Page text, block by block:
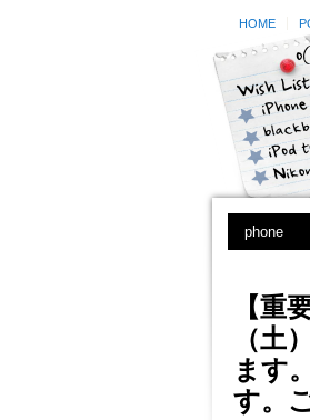
HOME
phone
【重
（
ます
す。